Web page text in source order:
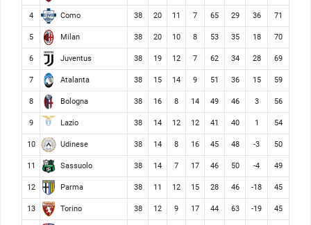
4 Como 38 20 11 7 65 29 36 71
5 Milan 38 20 10 8 53 35 18 70
6 Juventus 38 19 12 7 62 34 28 69
7 Atalanta 38 15 14 9 51 36 15 59
8 Bologna 38 16 8 14 49 46 3 56
9 Lazio 38 14 12 12 41 40 1 54
10 Udinese 38 14 8 16 45 48 -3 50
11 Sassuolo 38 14 7 17 46 50 -4 49
12 Parma 38 11 12 15 28 46 -18 45
13 Torino 38 12 9 17 44 63 -19 45